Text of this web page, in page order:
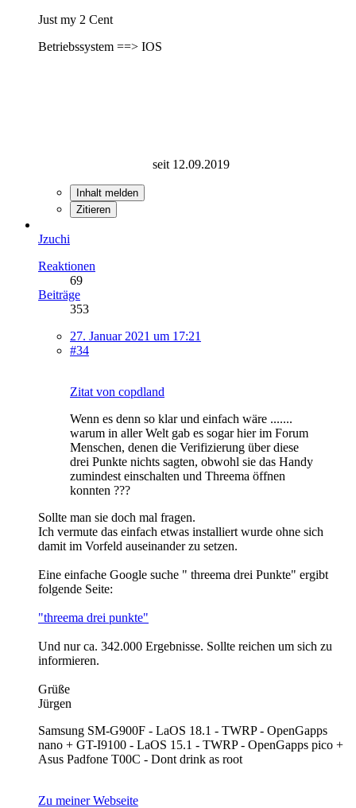
Just my 2 Cent
Betriebssystem ==> IOS
seit 12.09.2019
Inhalt melden
Zitieren
Jzuchi
Reaktionen
69
Beiträge
353
27. Januar 2021 um 17:21
#34
Zitat von copdland
Wenn es denn so klar und einfach wäre .......
warum in aller Welt gab es sogar hier im Forum
Menschen, denen die Verifizierung über diese
drei Punkte nichts sagten, obwohl sie das Handy
zumindest einschalten und Threema öffnen
konnten ???
Sollte man sie doch mal fragen.
Ich vermute das einfach etwas installiert wurde ohne sich
damit im Vorfeld auseinander zu setzen.
Eine einfache Google suche " threema drei Punkte" ergibt
folgende Seite:
"threema drei punkte"
Und nur ca. 342.000 Ergebnisse. Sollte reichen um sich zu
informieren.
Grüße
Jürgen
Samsung SM-G900F - LaOS 18.1 - TWRP - OpenGapps
nano + GT-I9100 - LaOS 15.1 - TWRP - OpenGapps pico +
Asus Padfone T00C - Dont drink as root
Zu meiner Webseite